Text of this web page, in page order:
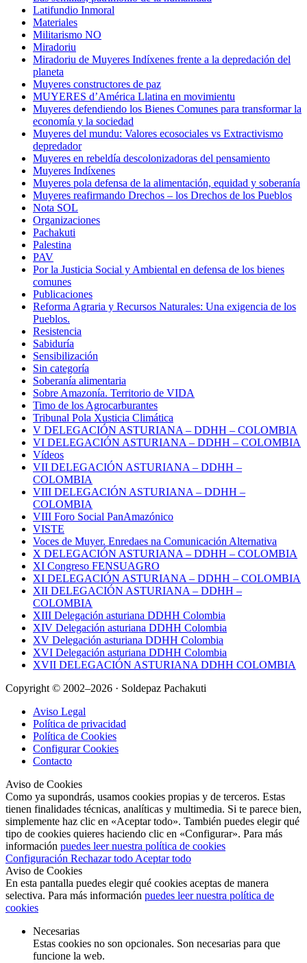
Latifundio Inmoral
Materiales
Militarismo NO
Miradoriu
Miradoriu de Muyeres Indíxenes frente a la depredación del
planeta
Muyeres constructores de paz
MUYERES d’América Llatina en movimientu
Muyeres defendiendo los Bienes Comunes para transformar la
economía y la sociedad
Muyeres del mundu: Valores ecosociales vs Extractivismo
depredador
Muyeres en rebeldía descolonizadoras del pensamiento
Muyeres Indíxenes
Muyeres pola defensa de la alimentación, equidad y soberanía
Muyeres reafirmando Drechos – los Drechos de los Pueblos
Nota SOL
Organizaciones
Pachakuti
Palestina
PAV
Por la Justicia Social y Ambiental en defensa de los bienes
comunes
Publicaciones
Reforma Agraria y Recursos Naturales: Una exigencia de los
Pueblos.
Resistencia
Sabiduría
Sensibilización
Sin categoría
Soberanía alimentaria
Sobre Amazonía. Territorio de VIDA
Timo de los Agrocarburantes
Tribunal Pola Xusticia Climática
V DELEGACIÓN ASTURIANA – DDHH – COLOMBIA
VI DELEGACIÓN ASTURIANA – DDHH – COLOMBIA
Vídeos
VII DELEGACIÓN ASTURIANA – DDHH –
COLOMBIA
VIII DELEGACIÓN ASTURIANA – DDHH –
COLOMBIA
VIII Foro Social PanAmazónico
VISTE
Voces de Muyer. Enredaes na Comunicación Alternativa
X DELEGACIÓN ASTURIANA – DDHH – COLOMBIA
XI Congreso FENSUAGRO
XI DELEGACIÓN ASTURIANA – DDHH – COLOMBIA
XII DELEGACIÓN ASTURIANA – DDHH –
COLOMBIA
XIII Delegación asturiana DDHH Colombia
XIV Delegación asturiana DDHH Colombia
XV Delegación asturiana DDHH Colombia
XVI Delegación asturiana DDHH Colombia
XVII DELEGACIÓN ASTURIANA DDHH COLOMBIA
Copyright © 2002–2026 · Soldepaz Pachakuti
Aviso Legal
Política de privacidad
Política de Cookies
Configurar Cookies
Contacto
Aviso de Cookies
Como ya supondrás, usamos cookies propias y de terceros. Estas
tienen finalidades técnicas, analíticas y multimedia. Si te parece bien,
simplemente haz clic en «Aceptar todo». También puedes elegir qué
tipo de cookies quieres haciendo clic en «Configurar». Para más
información puedes leer nuestra política de cookies
Configuración Rechazar todo Aceptar todo
Aviso de Cookies
En esta pantalla puedes elegir qué cookies aceptas de manera
selectiva. Para más información puedes leer nuestra política de
cookies
Necesarias
Estas cookies no son opcionales. Son necesarias para que
funcione la web.